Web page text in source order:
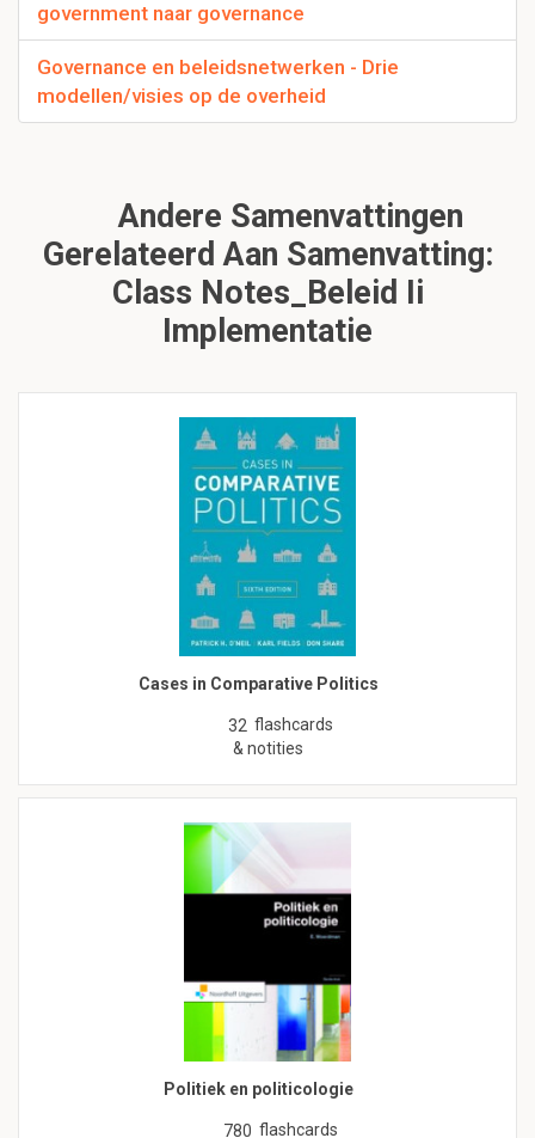
government naar governance
Governance en beleidsnetwerken - Drie
modellen/visies op de overheid
Andere Samenvattingen
Gerelateerd Aan Samenvatting:
Class Notes_Beleid Ii
Implementatie
Cases in Comparative Politics
32 flashcards
& notities
Politiek en politicologie
780 flashcards